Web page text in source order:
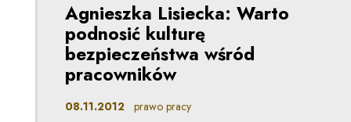
Agnieszka Lisiecka: Warto
podnosić kulturę
bezpieczeństwa wśród
pracowników
08.11.2012 prawo pracy